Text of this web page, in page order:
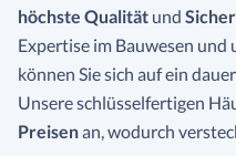
höchste Qualität und
Expertise im Bauwesen und
können Sie sich auf ein
Unsere schlüsselfertigen
Preisenan, wodurch